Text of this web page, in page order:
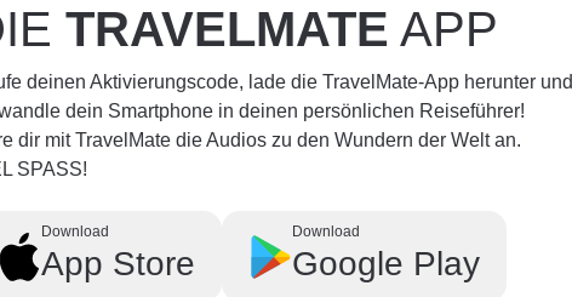
TRAVELMATE APP
deinen Aktivierungscode, lade die TravelMate-App herunter und
dein Smartphone in deinen persönlichen Reiseführer!
dir mit TravelMate die Audios zu den Wundern der Welt an.
SPASS!
Download
App Store
Download
Google Play